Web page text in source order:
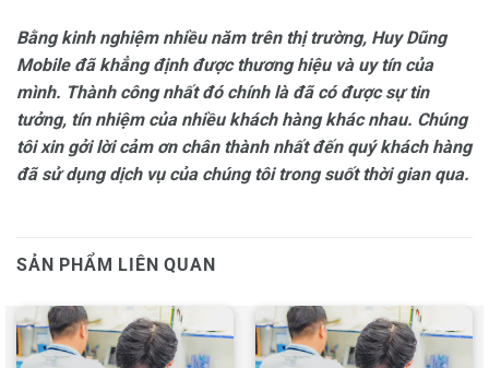
Bằng kinh nghiệm nhiều năm trên thị trường, Huy Dũng
Mobile đã khẳng định được thương hiệu và uy tín của
mình. Thành công nhất đó chính là đã có được sự tin
tưởng, tín nhiệm của nhiều khách hàng khác nhau. Chúng
tôi xin gởi lời cảm ơn chân thành nhất đến quý khách hàng
đã sử dụng dịch vụ của chúng tôi trong suốt thời gian qua.
SẢN PHẨM LIÊN QUAN